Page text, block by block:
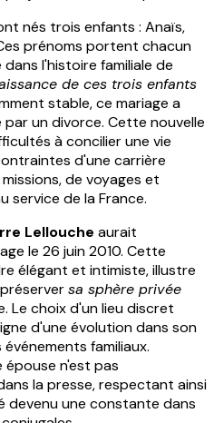
nés trois enfants : Anaïs,
prénoms portent chacun
l'histoire familiale de
de ces trois enfants
stable, ce mariage a
un divorce. Cette nouvelle
à concilier une vie
d'une carrière
de voyages et
service de la France.
Lellouche aurait
le 26 juin 2010. Cette
élégant et intimiste, illustre
sa sphère privée
Le choix d'un lieu discret
d'une évolution dans son
familiaux.
n'est pas
la presse, respectant ainsi
devenu une constante dans